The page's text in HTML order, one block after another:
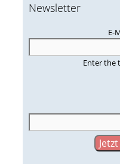
Newsletter
E-
Enter the